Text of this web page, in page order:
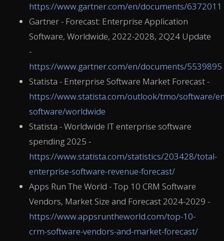
https://www.gartner.com/en/documents/6372011
Gartner - Forecast: Enterprise Application
Software, Worldwide, 2022-2028, 2Q24 Update
-
https://www.gartner.com/en/documents/5539895
Statista - Enterprise Software Market Forecast -
https://www.statista.com/outlook/tmo/software/
software/worldwide
Statista - Worldwide IT enterprise software
spending 2025 -
https://www.statista.com/statistics/203428/total-
enterprise-software-revenue-forecast/
Apps Run The World - Top 10 CRM Software
Vendors, Market Size and Forecast 2024-2029 -
https://www.appsruntheworld.com/top-10-
crm-software-vendors-and-market-forecast/